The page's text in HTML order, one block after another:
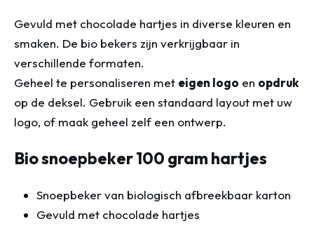
Gevuld met chocolade hartjes in diverse kleuren en
smaken. De bio bekers zijn verkrijgbaar in
verschillende formaten.
Geheel te personaliseren met eigen logo en opdruk
op de deksel. Gebruik een standaard layout met uw
logo, of maak geheel zelf een ontwerp.
Bio snoepbeker 100 gram hartjes
Snoepbeker van biologisch afbreekbaar karton
Gevuld met chocolade hartjes